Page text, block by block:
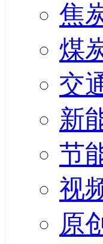
焦
煤
交
新
节
视
原